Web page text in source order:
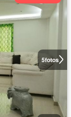
5fotos